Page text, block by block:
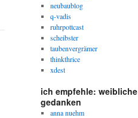
neubaublog
q-vadis
ruhrpottcast
scheibster
taubenvergrämer
thinkthrice
xdest
ich empfehle: weibliche
gedanken
anna nuehm